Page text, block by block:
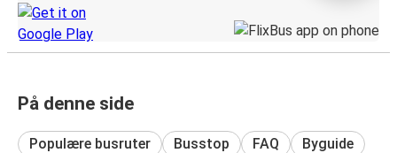
På denne side
Populære busruter Busstop FAQ Byguide